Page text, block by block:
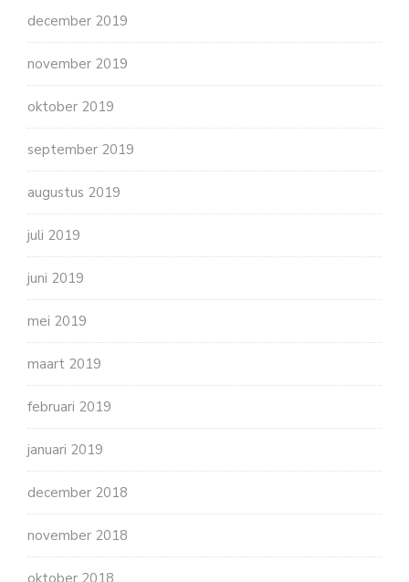
december 2019
november 2019
oktober 2019
september 2019
augustus 2019
juli 2019
juni 2019
mei 2019
maart 2019
februari 2019
januari 2019
december 2018
november 2018
oktober 2018